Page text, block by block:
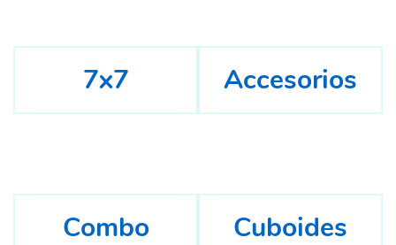
7x7 Accesorios
Combo Cuboides